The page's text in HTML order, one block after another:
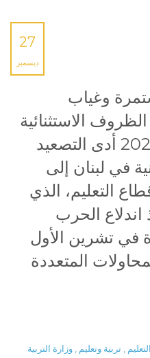
27
ديسمبر
وغياب
الاستثنائية
الجمعة 27 كانون الأول 2024 أدى التصعيد
في لبنان إلى
التعليم، الذي
اندلاع الحرب
في تشرين الأول
المتعددة
, تربية وتعليم , وزارة التربية